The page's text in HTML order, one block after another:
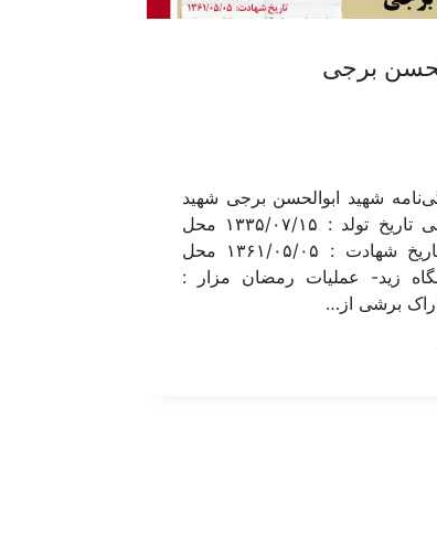
برجی
شهید ابوالحسن برجی شهید
ابوالحسن برجی تاریخ تولد : ۱۳۳۵/۰۷/۱۵ محل
تولد : اراک تاریخ شهادت : ۱۳۶۱/۰۵/۰۵ محل
زید- عملیات رمضان مزار :
برشی از…